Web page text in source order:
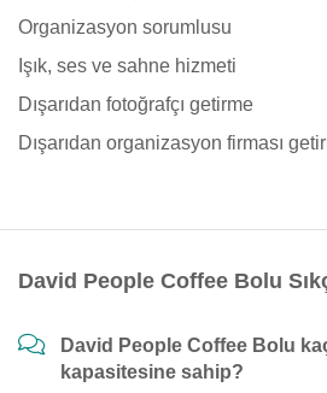
Organizasyon sorumlusu
Işık, ses ve sahne hizmeti
Dışarıdan fotoğrafçı getirme
Dışarıdan organizasyon firması
David People Coffee Bolu
David People Coffee Bolu
kapasitesine sahip?